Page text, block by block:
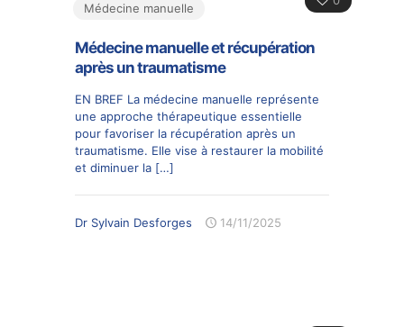
Médecine manuelle
Médecine manuelle et récupération
après un traumatisme
EN BREF La médecine manuelle représente
une approche thérapeutique essentielle
pour favoriser la récupération après un
traumatisme. Elle vise à restaurer la mobilité
et diminuer la […]
Dr Sylvain Desforges 14/11/2025